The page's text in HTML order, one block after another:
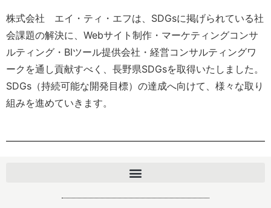
株式会社 エイ・ティ・エフは、SDGsに掲げられている社
会課題の解決に、Webサイト制作・マーケティングコンサ
ルティング・BIツール提供会社・経営コンサルティングワ
ークを通し貢献すべく、長野県SDGsを取得いたしました。
SDGs（持続可能な開発目標）の達成へ向けて、様々な取り
組みを進めていきます。